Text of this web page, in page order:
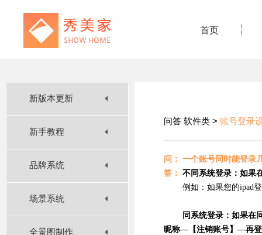
首页
新版本更新
新手教程
品牌系统
场景系统
全景图制作
问答 软件类 > 账号登录
问： 一个账号同时能登录
答： 不同系统登录：如果
例如：如果您的ipad
同系统登录：如果在
昵称—【注销账号】—再登